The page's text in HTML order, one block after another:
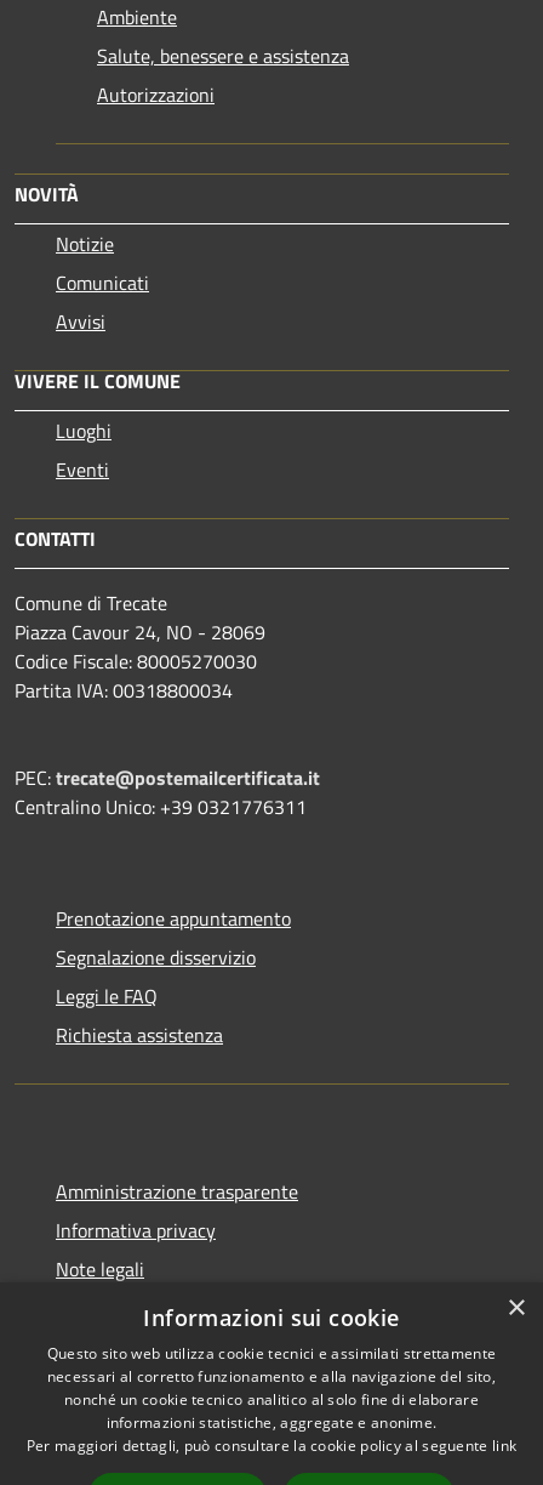
Ambiente
Salute, benessere e assistenza
Autorizzazioni
NOVITÀ
Notizie
Comunicati
Avvisi
VIVERE IL COMUNE
Luoghi
Eventi
CONTATTI
Comune di Trecate
Piazza Cavour 24, NO - 28069
Codice Fiscale: 80005270030
Partita IVA: 00318800034
PEC:trecate@postemailcertificata.it
Centralino Unico: +39 0321776311
Prenotazione appuntamento
Segnalazione disservizio
Leggi le FAQ
Richiesta assistenza
Amministrazione trasparente
Informativa privacy
Note legali
Dichiarazione di accessibilità
Accessibilità
Copyright © 2026 • Comune di
Trecate • Powered by
×
Informazioni sui cookie
Questo sito web utilizza cookie tecnici e assimilati strettamente
necessari al corretto funzionamento e alla navigazione del sito,
nonché un cookie tecnico analitico al solo fine di elaborare
informazioni statistiche, aggregate e anonime.
Per maggiori dettagli, può consultare la cookie policy al seguente link